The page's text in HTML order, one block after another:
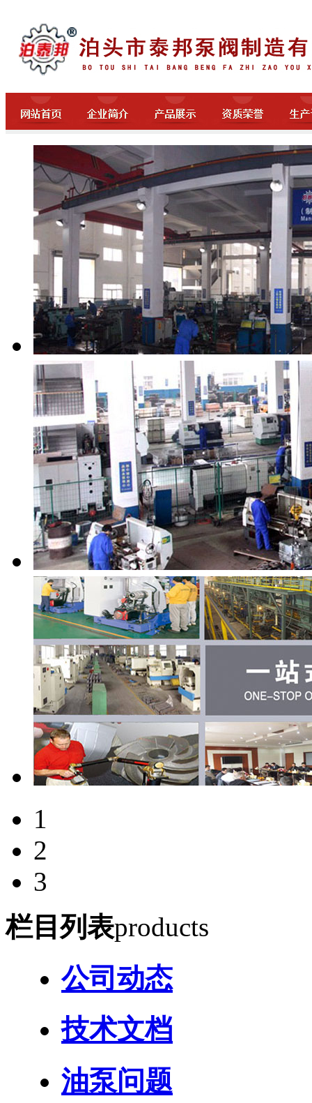
1
2
3
栏目列表products
公司动态
技术文档
油泵问题